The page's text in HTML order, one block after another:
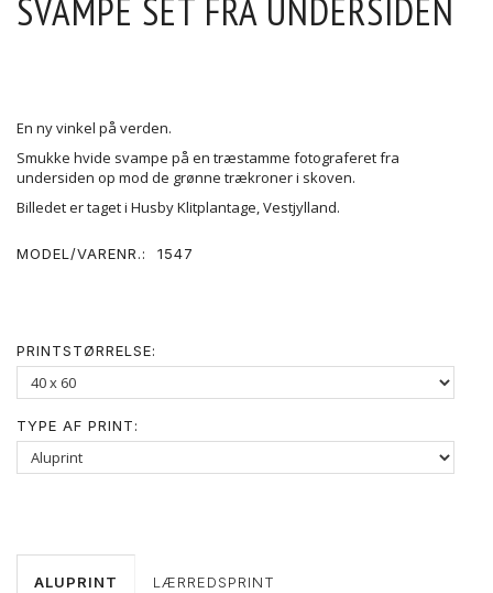
SVAMPE SET FRA UNDERSIDEN
En ny vinkel på verden.
Smukke hvide svampe på en træstamme fotograferet fra
undersiden op mod de grønne trækroner i skoven.
Billedet er taget i Husby Klitplantage, Vestjylland.
MODEL/VARENR.: 1547
PRINTSTØRRELSE:
TYPE AF PRINT:
ALUPRINT LÆRREDSPRINT